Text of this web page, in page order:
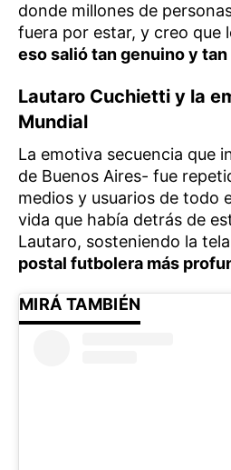
donde millones de
fuera por estar, y creo
eso salió tan genuino y
Lautaro Cuchietti y la
Mundial
La emotiva secuencia que
de Buenos Aires- fue
medios y usuarios de todo
vida que había detrás de
Lautaro, sosteniendo la
postal futbolera más